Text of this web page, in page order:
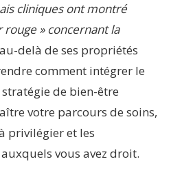
cliniques ont montré
rouge » concernant la
delà de ses propriétés
comment intégrer le
de bien-être
votre parcours de soins,
privilégier et les
vous avez droit.